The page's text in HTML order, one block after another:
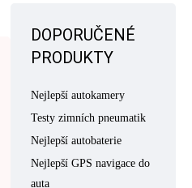
DOPORUČENÉ
PRODUKTY
Nejlepší autokamery
Testy zimních pneumatik
Nejlepší autobaterie
Nejlepší GPS navigace do
auta